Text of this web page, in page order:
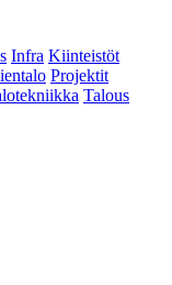
Infra Kiinteistöt
Projektit
Talous